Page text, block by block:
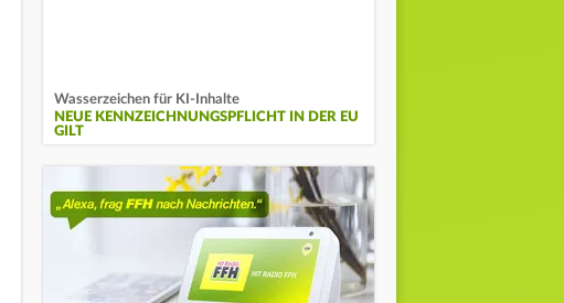
Wasserzeichen für KI-Inhalte
NEUE KENNZEICHNUNGSPFLICHT IN DER EU
GILT